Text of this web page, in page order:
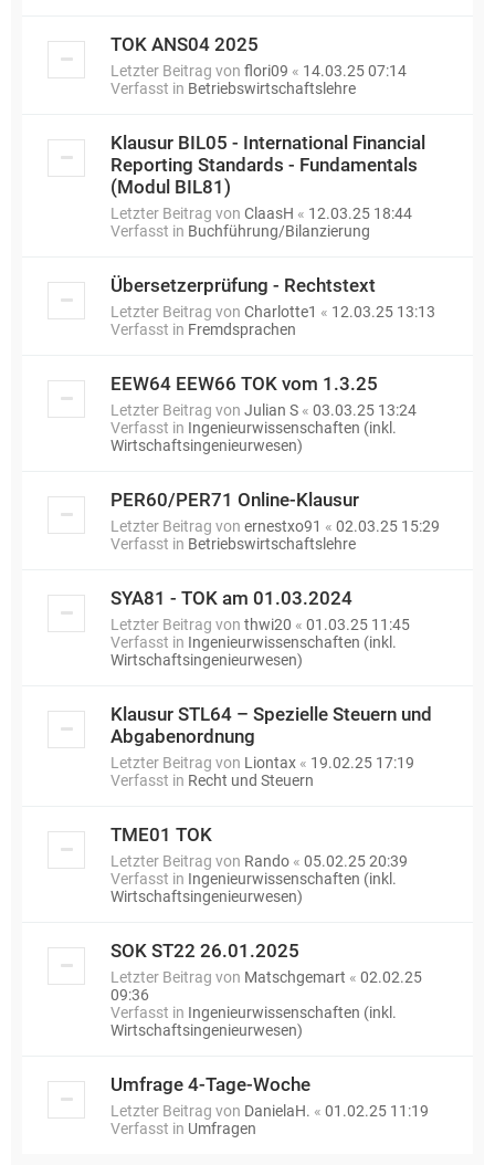
TOK ANS04 2025
Letzter Beitrag von flori09 « 14.03.25 07:14
Verfasst in Betriebswirtschaftslehre
Klausur BIL05 - International Financial
Reporting Standards - Fundamentals
(Modul BIL81)
Letzter Beitrag von ClaasH « 12.03.25 18:44
Verfasst in Buchführung/Bilanzierung
Übersetzerprüfung - Rechtstext
Letzter Beitrag von Charlotte1 « 12.03.25 13:13
Verfasst in Fremdsprachen
EEW64 EEW66 TOK vom 1.3.25
Letzter Beitrag von Julian S « 03.03.25 13:24
Verfasst in Ingenieurwissenschaften (inkl.
Wirtschaftsingenieurwesen)
PER60/PER71 Online-Klausur
Letzter Beitrag von ernestxo91 « 02.03.25 15:29
Verfasst in Betriebswirtschaftslehre
SYA81 - TOK am 01.03.2024
Letzter Beitrag von thwi20 « 01.03.25 11:45
Verfasst in Ingenieurwissenschaften (inkl.
Wirtschaftsingenieurwesen)
Klausur STL64 – Spezielle Steuern und
Abgabenordnung
Letzter Beitrag von Liontax « 19.02.25 17:19
Verfasst in Recht und Steuern
TME01 TOK
Letzter Beitrag von Rando « 05.02.25 20:39
Verfasst in Ingenieurwissenschaften (inkl.
Wirtschaftsingenieurwesen)
SOK ST22 26.01.2025
Letzter Beitrag von Matschgemart « 02.02.25
09:36
Verfasst in Ingenieurwissenschaften (inkl.
Wirtschaftsingenieurwesen)
Umfrage 4-Tage-Woche
Letzter Beitrag von DanielaH. « 01.02.25 11:19
Verfasst in Umfragen